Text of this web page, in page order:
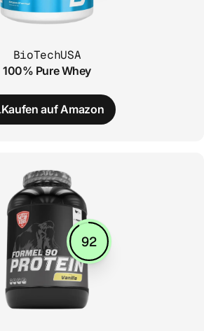
BioTechUSA
100% Pure Whey
Kaufen auf Amazon
92